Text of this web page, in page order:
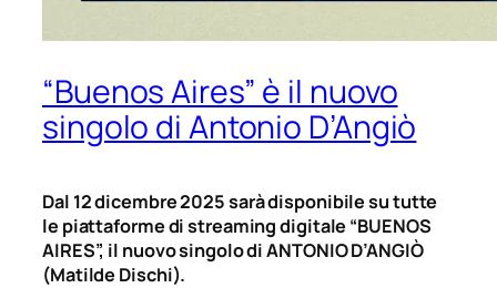
“Buenos Aires” è il nuovo
singolo di Antonio D’Angiò
Dal 12 dicembre 2025 sarà disponibile su tutte
le piattaforme di streaming digitale “BUENOS
AIRES”, il nuovo singolo di ANTONIO D’ANGIÒ
(Matilde Dischi).